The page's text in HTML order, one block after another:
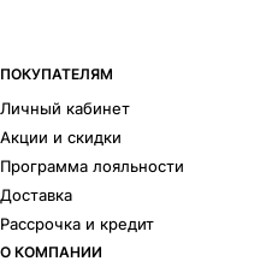
ПОКУПАТЕЛЯМ
Личный кабинет
Акции и скидки
Программа лояльности
Доставка
Рассрочка и кредит
О КОМПАНИИ